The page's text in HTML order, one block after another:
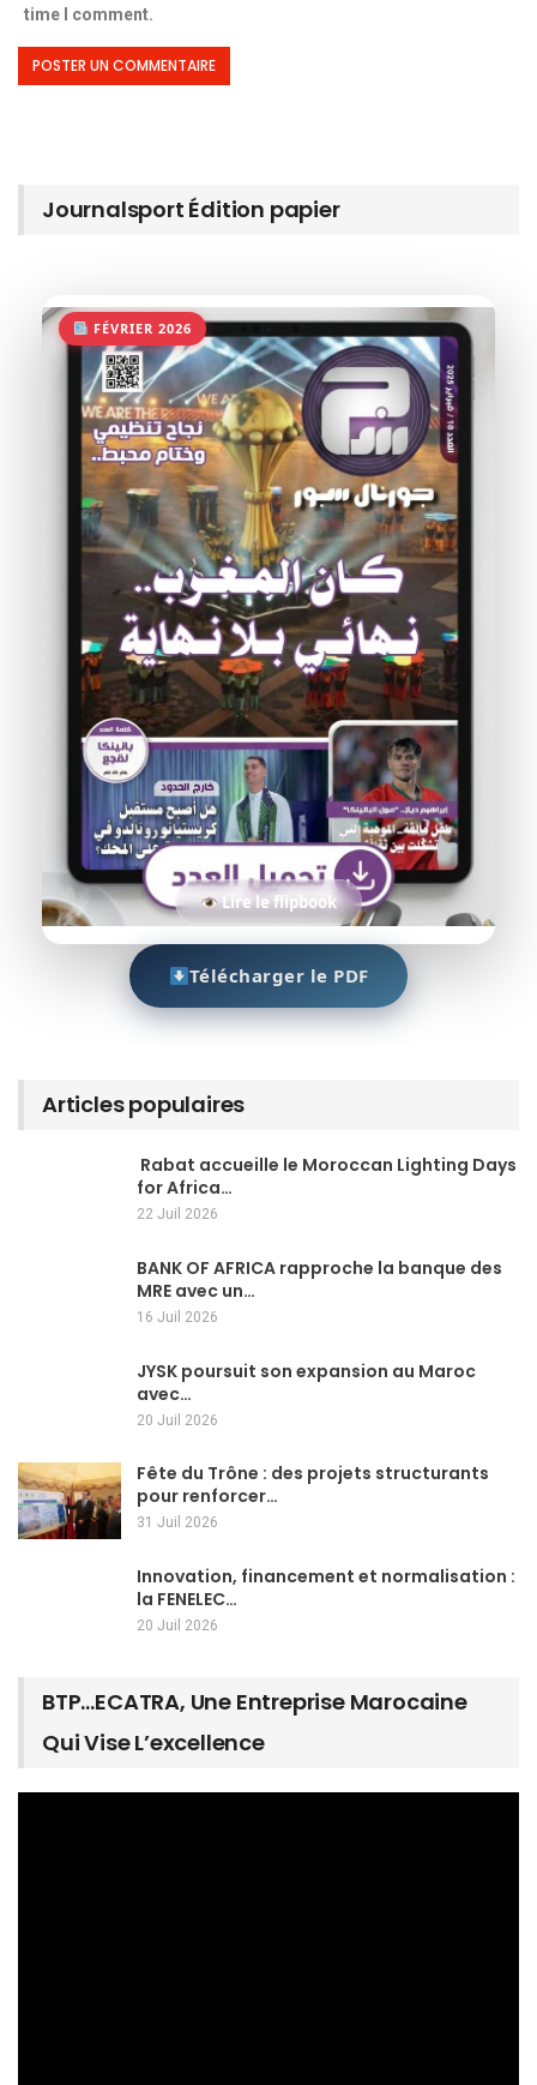
time I comment.
Journalsport Édition papier
FÉVRIER 2026
Lire le flipbook
Télécharger le PDF
Articles populaires
Rabat accueille le Moroccan Lighting Days
for Africa…
22 Juil 2026
BANK OF AFRICA rapproche la banque des
MRE avec un…
16 Juil 2026
JYSK poursuit son expansion au Maroc
avec…
20 Juil 2026
Fête du Trône : des projets structurants
pour renforcer…
31 Juil 2026
Innovation, financement et normalisation :
la FENELEC…
20 Juil 2026
BTP…ECATRA, Une Entreprise Marocaine
Qui Vise L’excellence